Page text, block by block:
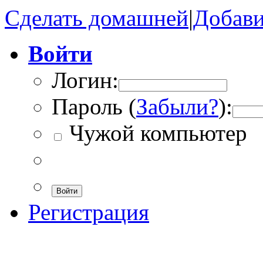
Сделать домашней|
Войти
Логин:
Пароль (Забыли?):
Чужой компьютер
Войти
Регистрация